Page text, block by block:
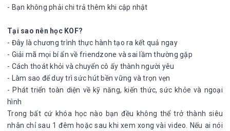
- Bạn không phải chi trả thêm khi cập nhật
Tại sao nên học KOF?
- Đây là chương trình thực hành tạo ra kết quả ngay
- Giải mã mọi bí ẩn về friendzone và sai lầm thường gặp
- Cách thoát khỏi và chuyển cô ấy thành người yêu
- Làm sao để duy trì sức hút bền vững và trọn vẹn
- Phát triển toàn diện về kỹ năng, kiến thức, sức khỏe và ngoại
hình
Trong bất cứ khóa học nào bạn đều không thể trở thành siêu
nhân chỉ sau 1 đêm hoặc sau khi xem xong vài video. Nếu ai nói